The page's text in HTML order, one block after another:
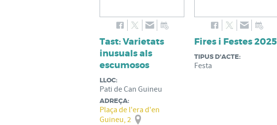
Tast: Varietats
inusuals als
escumosos
LLOC:
Pati de Can Guineu
ADREÇA:
Plaça de l'era d'en
Guineu, 2
Fires i Festes 2025
TIPUS D'ACTE:
Festa